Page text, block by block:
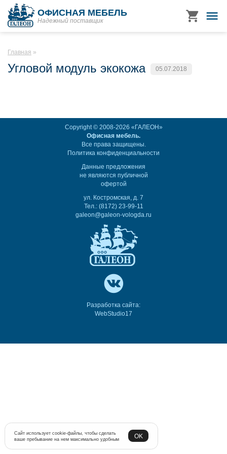
ОФИСНАЯ МЕБЕЛЬ
Надежный поставщик
Главная
Угловой модуль экокожа 05.07.2018
Copyright © 2008-2026 «ГАЛЕОН»
Офисная мебель.
Все права защищены.
Политика конфиденциальности
Данные предложения
не являются публичной
офертой
ул. Костромская, д. 7
Тел.: (8172) 23-99-11
galeon@galeon-vologda.ru
Разработка сайта:
WebStudio17
Сайт использует cookie-файлы, чтобы сделать
ваше пребывание на нем максимально удобным
OK